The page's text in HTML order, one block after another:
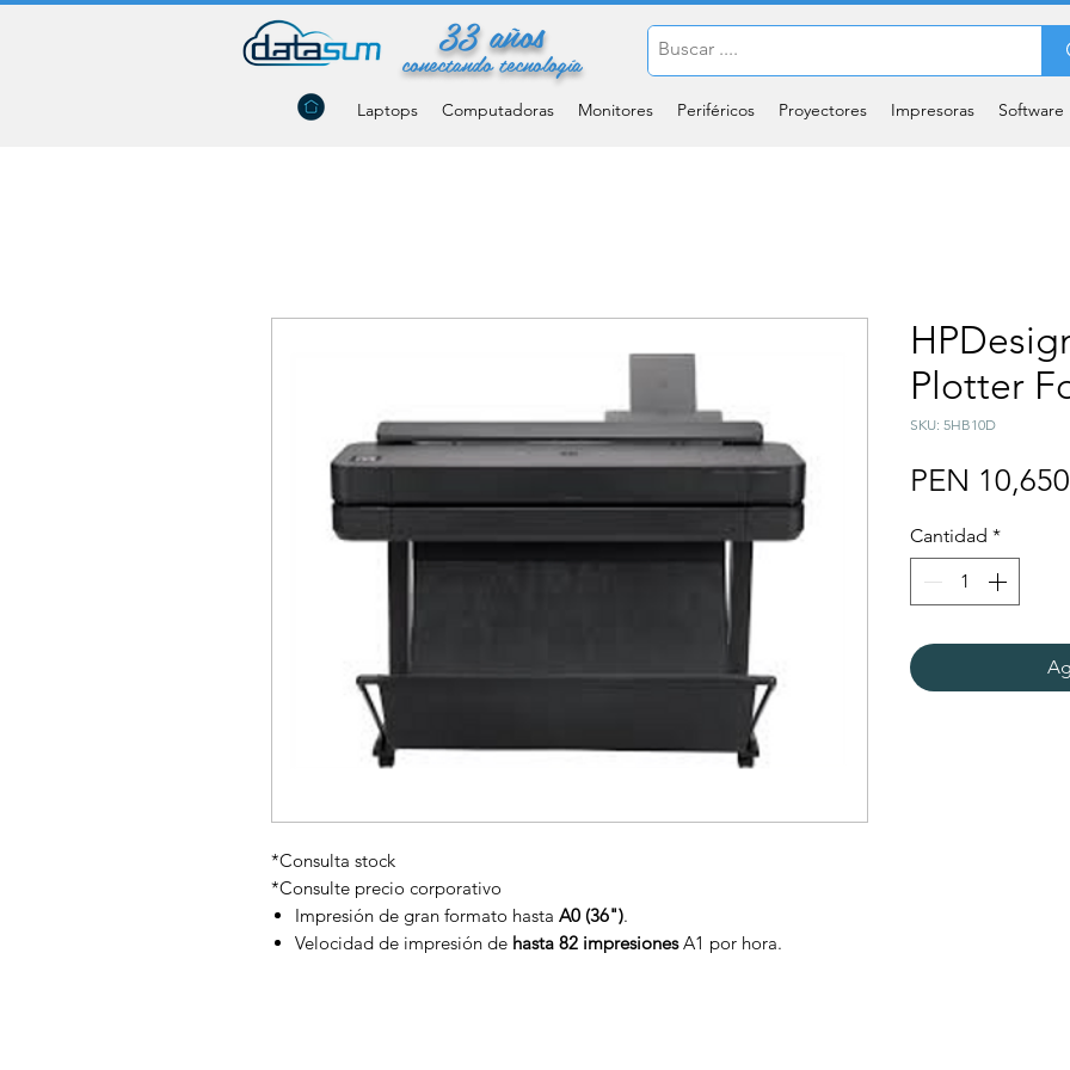
conectando tecnología
33 años
Laptops Computadoras Monitores Periféricos Proyectores Impresoras Software
*Consulta stock
*Consulte precio corporativo
Impresión de gran formato hasta A0 (36").
Velocidad de impresión de hasta 82 impresionesA1 por hora.
Plotter
SKU: 5HB10D
PEN
Cantidad *